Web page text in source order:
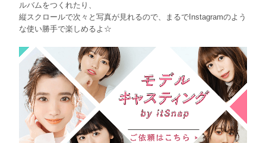
ルバムをつくれたり、
縦スクロールで次々と写真が見れるので、まるでInstagramのよう
な使い勝手で楽しめるよ☆